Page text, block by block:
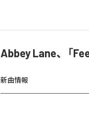
Abbey Lane、「
新曲情報